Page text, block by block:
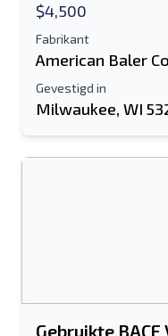
$4,500
Fabrikant
American Baler
Gevestigd in
Milwaukee, WI
Gebruikte